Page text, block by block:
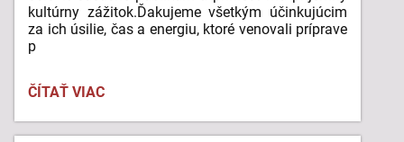
kultúrny zážitok.Ďakujeme všetkým účinkujúcim
za ich úsilie, čas a energiu, ktoré venovali príprave
p
ČÍTAŤ VIAC